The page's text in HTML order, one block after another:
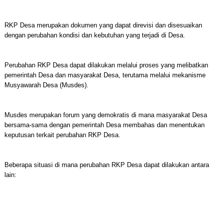
RKP Desa merupakan dokumen yang dapat direvisi dan disesuaikan
dengan perubahan kondisi dan kebutuhan yang terjadi di Desa.
Perubahan RKP Desa dapat dilakukan melalui proses yang melibatkan
pemerintah Desa dan masyarakat Desa, terutama melalui mekanisme
Musyawarah Desa (Musdes).
Musdes merupakan forum yang demokratis di mana masyarakat Desa
bersama-sama dengan pemerintah Desa membahas dan menentukan
keputusan terkait perubahan RKP Desa.
Beberapa situasi di mana perubahan RKP Desa dapat dilakukan antara
lain: